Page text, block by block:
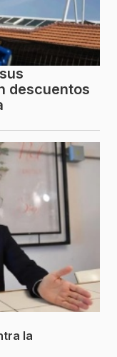
descuentos
la